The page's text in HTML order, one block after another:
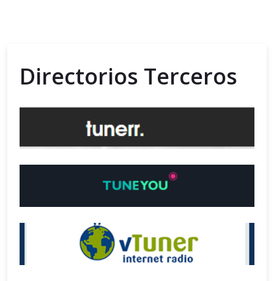
Directorios Terceros